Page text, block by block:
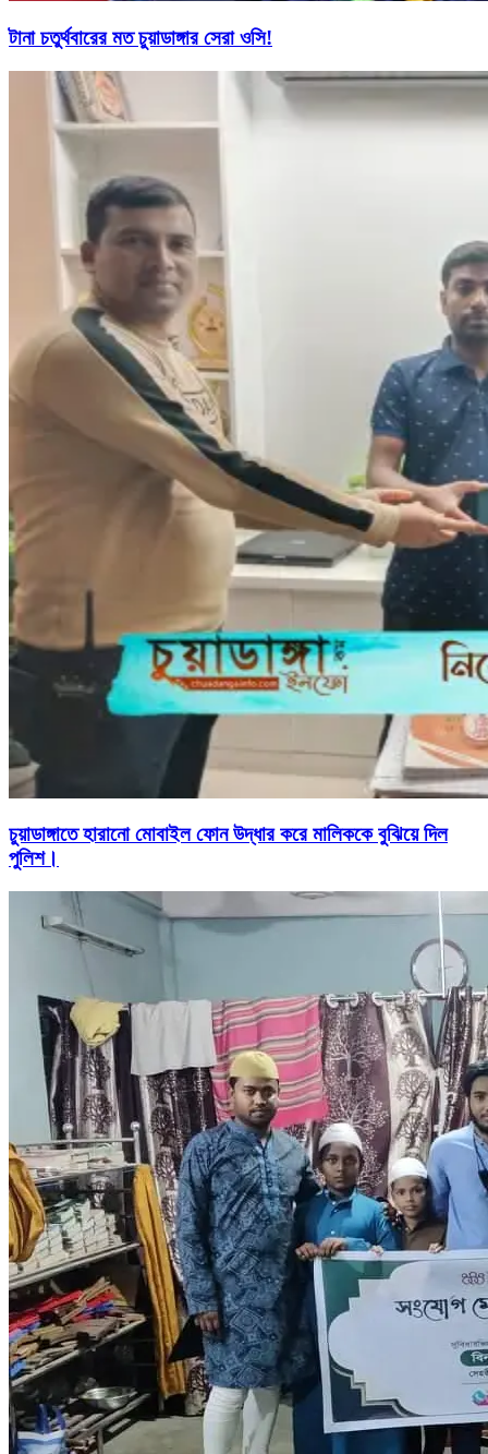
টানা চতুর্থবারের মত চুয়াডাঙ্গার সেরা ওসি!
চুয়াডাঙ্গাতে হারানো মোবাইল ফোন উদ্ধার করে মালিককে বুঝিয়ে দিল
পুলিশ।